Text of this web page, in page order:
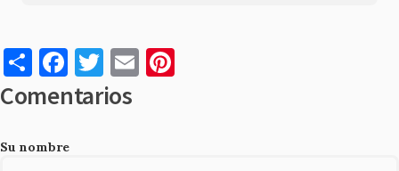
S
h
ar
e
F
a
c
e
T
w
it
E
m
Comentarios
Su nombre